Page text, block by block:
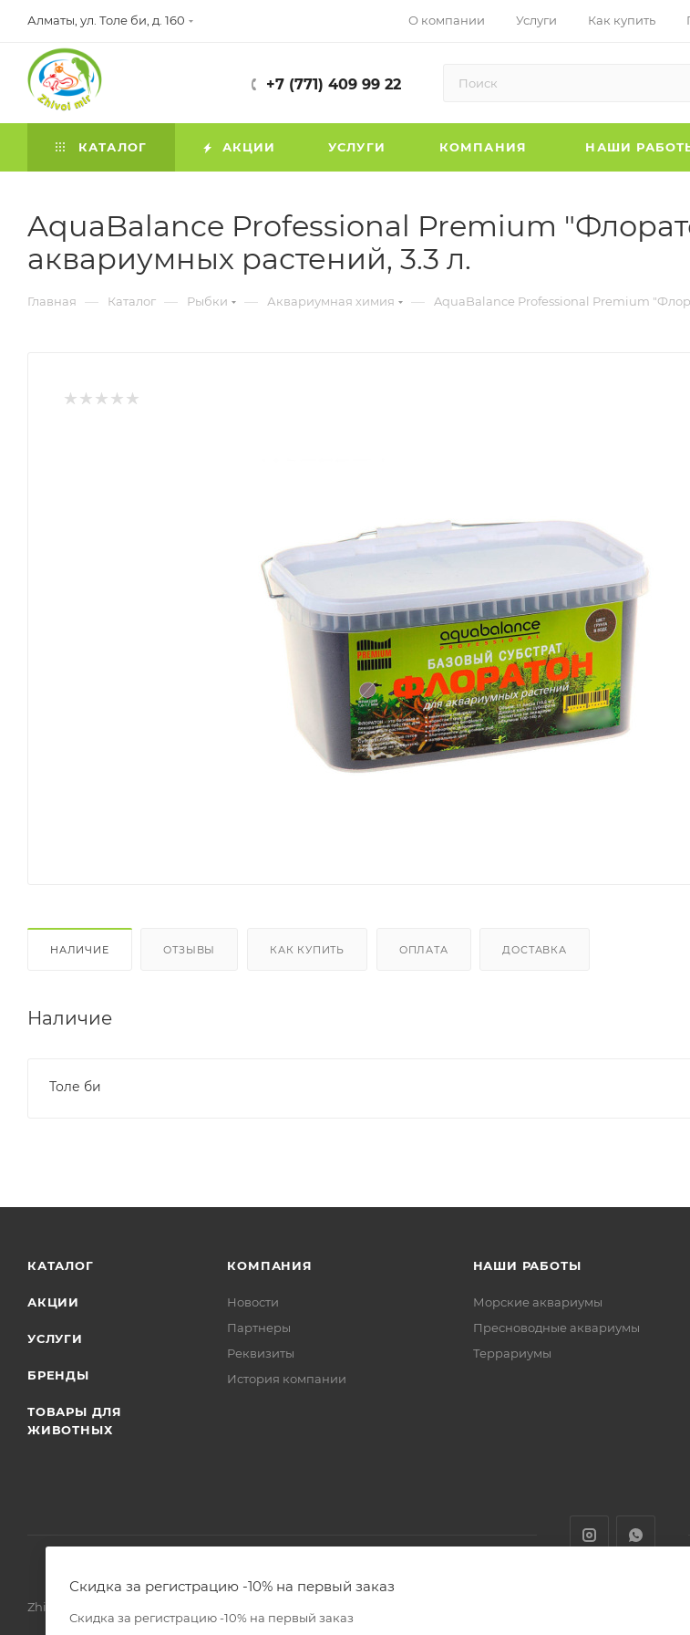
Алматы, ул. Толе би, д. 160 О компании Услуги Как купить
+7 (771) 409 99 22
КАТАЛОГ АКЦИИ УСЛУГИ КОМПАНИЯ НАШИ
AquaBalance Professional Premium
аквариумных растений, 3.3 л.
Главная — Каталог — Рыбки — Аквариумная химия — AquaBalance Professional Premium
НАЛИЧИЕ ОТЗЫВЫ КАК КУПИТЬ ОПЛАТА ДОСТАВКА
Наличие
Толе би
КАТАЛОГ
АКЦИИ
УСЛУГИ
БРЕНДЫ
ТОВАРЫ ДЛЯ
ЖИВОТНЫХ
КОМПАНИЯ
Новости
Партнеры
Реквизиты
История компании
НАШИ РАБОТЫ
Морские аквариумы
Пресноводные аквариумы
Террариумы
Zhivoimir.kz 2026 © – Интернет-зоомагазин для питомцев и животных с доставкой товаров по Алматы и
Скидка за регистрацию -10% на первый заказ
Скидка за регистрацию -10% на первый заказ